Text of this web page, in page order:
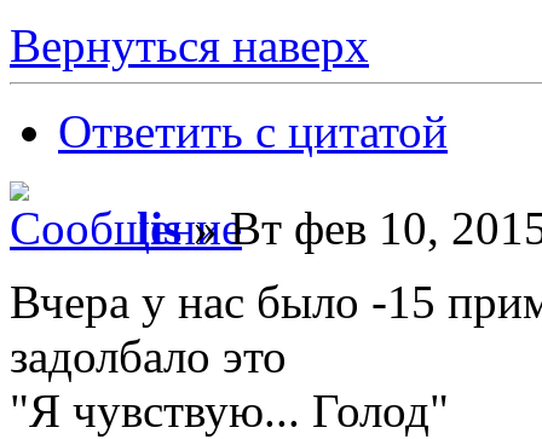
Вернуться наверх
Ответить с цитатой
lis» Вт фев 10,
Вчера у нас было -15
задолбало это
"Я чувствую... Голод"